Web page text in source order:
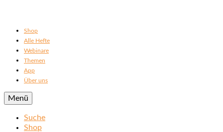
Shop
Alle Hefte
Webinare
Themen
App
Über uns
Menü
Suche
Shop